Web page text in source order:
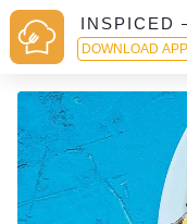
INSPICED
DOWNLOAD APP